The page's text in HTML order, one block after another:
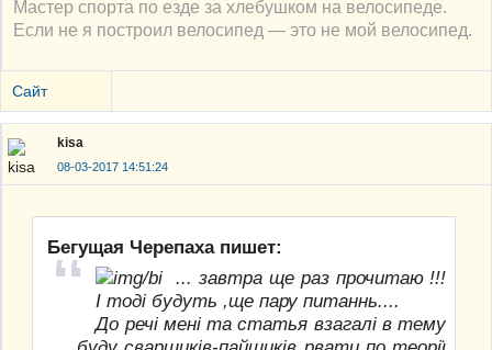
Мастер спорта по езде за хлебушком на велосипеде.
Если не я построил велосипед — это не мой велосипед.
Сайт
kisa
08-03-2017 14:51:24
Бегущая Черепаха пишет:
... завтра ще раз прочитаю !!!
І тоді будуть ,ще пару питаннь....
До речі мені та статья взагалі в тему